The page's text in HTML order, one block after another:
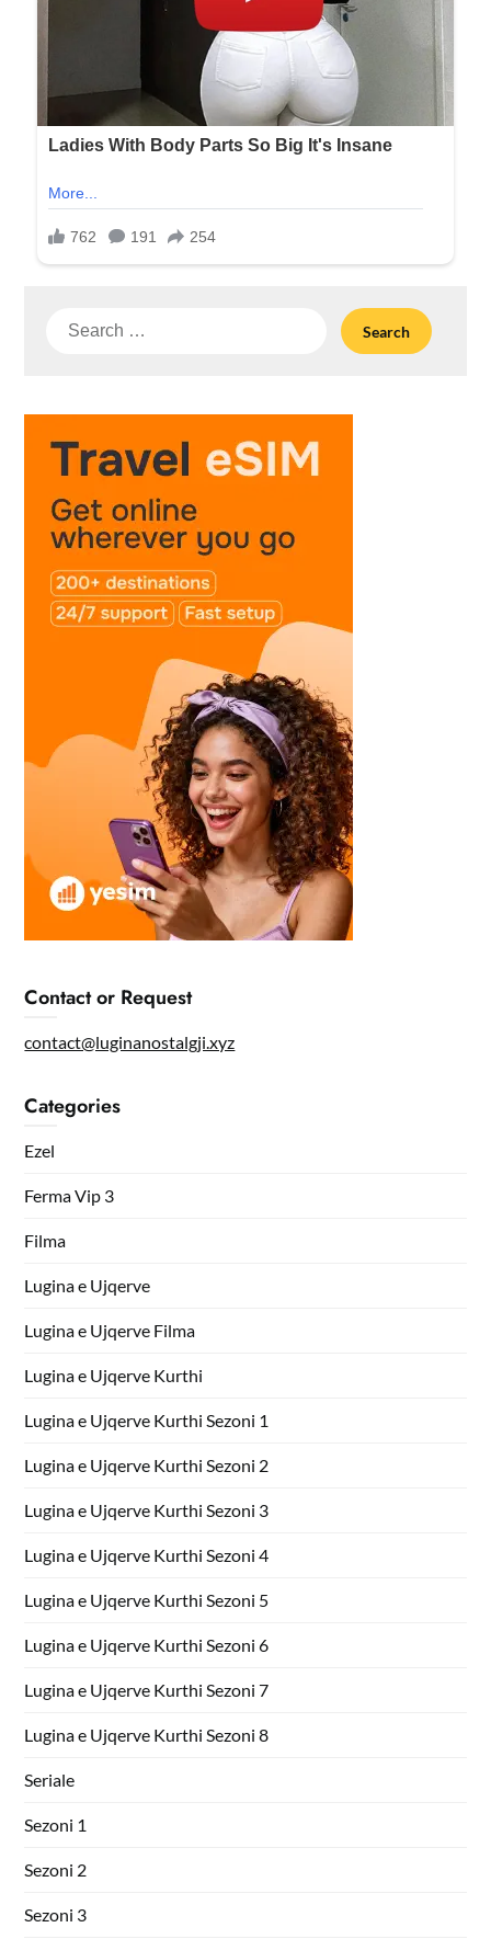
Search
Contact or Request
contact@luginanostalgji.xyz
Categories
Ezel
Ferma Vip 3
Filma
Lugina e Ujqerve
Lugina e Ujqerve Filma
Lugina e Ujqerve Kurthi
Lugina e Ujqerve Kurthi Sezoni 1
Lugina e Ujqerve Kurthi Sezoni 2
Lugina e Ujqerve Kurthi Sezoni 3
Lugina e Ujqerve Kurthi Sezoni 4
Lugina e Ujqerve Kurthi Sezoni 5
Lugina e Ujqerve Kurthi Sezoni 6
Lugina e Ujqerve Kurthi Sezoni 7
Lugina e Ujqerve Kurthi Sezoni 8
Seriale
Sezoni 1
Sezoni 2
Sezoni 3